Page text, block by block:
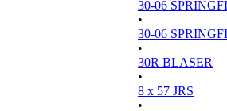
30-06
•
30-06
•
30R BLASER
•
8 x 57 JRS
•